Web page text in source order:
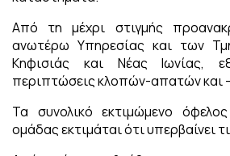
Από τη μέχρι στιγμής
ανωτέρω Υπηρεσίας και των
Κηφισιάς και Νέας Ιωνίας,
περιπτώσεις κλοπών-απατών και -
Τα συνολικό εκτιμώμενο
ομάδας εκτιμάται ότι υπερβαίνει